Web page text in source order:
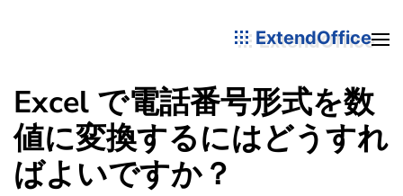
ExtendOffice
Excel で電話番号形式を数
値に変換するにはどうすれ
ばよいですか？